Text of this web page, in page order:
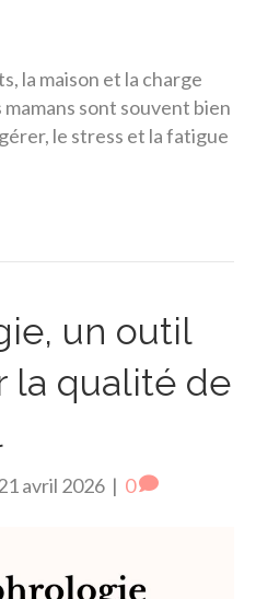
la maison et la charge
sont souvent bien
le stress et la fatigue
un outil
la qualité de
avril 2026 | 0